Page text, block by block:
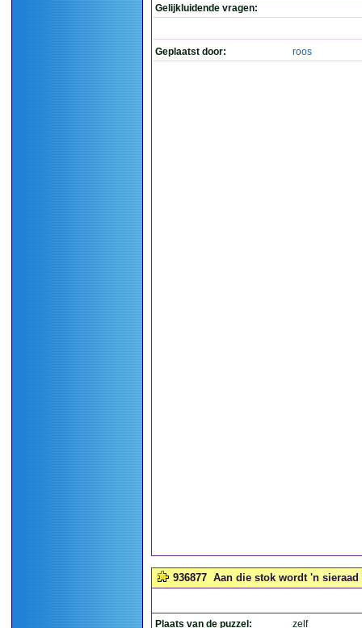
Gelijkluidende vragen:
Geplaatst door: roos
936877 Aan die stok wordt 'n
Plaats van de puzzel:
zelf